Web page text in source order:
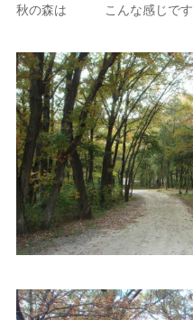
秋の森は こんな感じです